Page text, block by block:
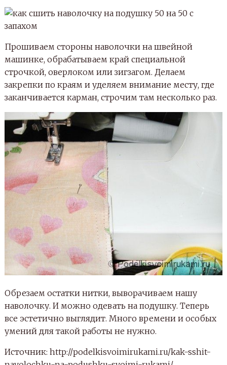
Прошиваем стороны наволочки на швейной
машинке, обрабатываем край специальной
строчкой, оверлоком или зигзагом. Делаем
закрепки по краям и уделяем внимание месту, где
заканчивается карман, строчим там несколько раз.
Обрезаем остатки нитки, выворачиваем нашу
наволочку. И можно одевать на подушку. Теперь
все эстетично выглядит. Много времени и особых
умений для такой работы не нужно.
Источник: http://podelkisvoimirukami.ru/kak-sshit-